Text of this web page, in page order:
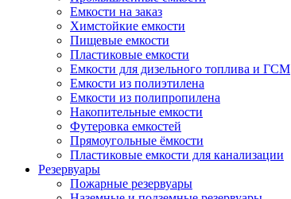
Емкости на заказ
Химстойкие емкости
Пищевые емкости
Пластиковые емкости
Емкости для дизельного топлива и ГСМ
Емкости из полиэтилена
Емкости из полипропилена
Накопительные емкости
Футеровка емкостей
Прямоугольные ёмкости
Пластиковые емкости для канализации
Резервуары
Пожарные резервуары